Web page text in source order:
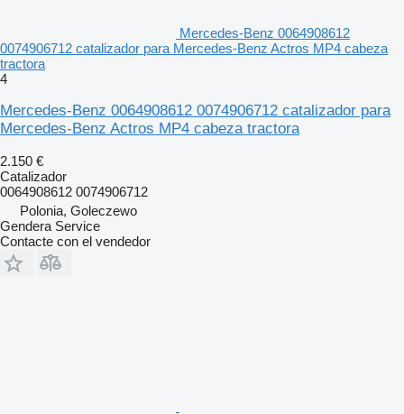
Mercedes-Benz 0064908612
0074906712 catalizador para Mercedes-Benz Actros MP4 cabeza
tractora
4
Mercedes-Benz 0064908612 0074906712 catalizador para
Mercedes-Benz Actros MP4 cabeza tractora
2.150 €
Catalizador
0064908612 0074906712
Polonia, Goleczewo
Gendera Service
Contacte con el vendedor